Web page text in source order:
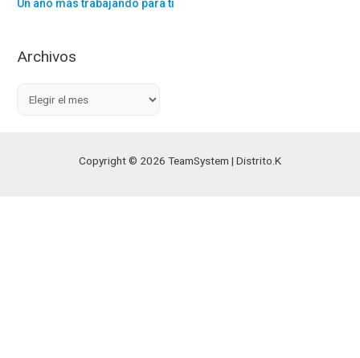
Un año más trabajando para ti
Archivos
Copyright © 2026 TeamSystem | Distrito.K